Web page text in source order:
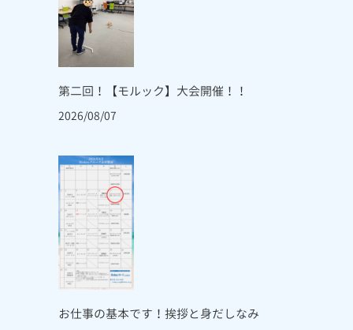
第二回！【モルック】大会開催！！
2026/08/07
お仕事の基本です！挨拶と身だしなみ